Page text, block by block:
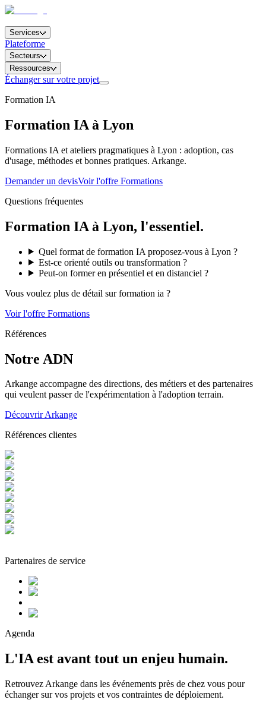
Services
Plateforme
Secteurs
Ressources
Échanger sur votre projet
Formation IA
Formation IA à Lyon
Formations IA et ateliers pragmatiques à Lyon : adoption, cas
d'usage, méthodes et bonnes pratiques. Arkange.
Demander un devisVoir l'offre Formations
Questions fréquentes
Formation IA à Lyon, l'essentiel.
Quel format de formation IA proposez-vous à Lyon ?
Est-ce orienté outils ou transformation ?
Peut-on former en présentiel et en distanciel ?
Vous voulez plus de détail surformation ia ?
Voir l'offre Formations
Références
Notre ADN
Arkange accompagne des directions, des métiers et des partenaires
qui veulent passer de l'expérimentation à l'adoption terrain.
Découvrir Arkange
Références clientes
Partenaires de service
Agenda
L'IA est avant tout un enjeu humain.
Retrouvez Arkange dans les événements près de chez vous pour
échanger sur vos projets et vos contraintes de déploiement.